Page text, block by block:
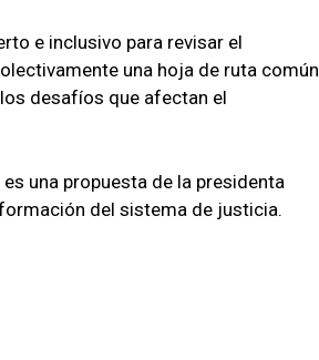
e inclusivo para revisar el
una hoja de ruta común
desafíos que afectan el
una propuesta de la presidenta
del sistema de justicia.